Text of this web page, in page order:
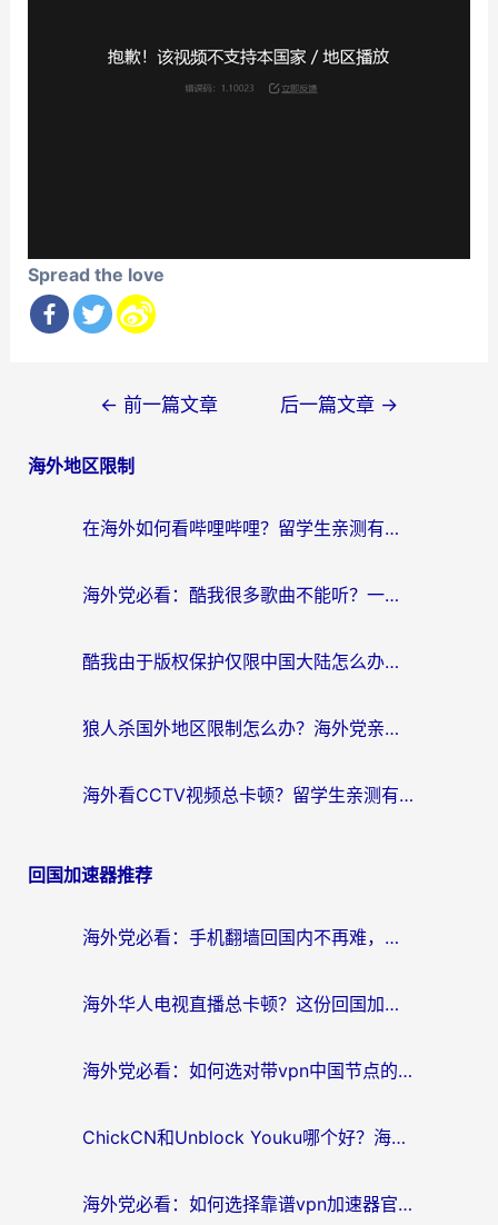
Spread the love
导
← 前一篇文章 后一篇文章 →
海外地区限制
在海外如何看哔哩哔哩？留学生亲测有效的回国加速指南
海外党必看：酷我很多歌曲不能听？一招解决优酷版权限制+B站地域问题！
酷我由于版权保护仅限中国大陆怎么办？海外党亲测有效的解锁指南
狼人杀国外地区限制怎么办？海外党亲测有效的全场景回国加速指南
海外看CCTV视频总卡顿？留学生亲测有效的回国加速器选择指南
回国加速器推荐
海外党必看：手机翻墙回国内不再难，一篇搞定无缝访问国内资源指南
海外华人电视直播总卡顿？这份回国加速器选择指南帮你无缝看国内资源
海外党必看：如何选对带vpn中国节点的加速器？无缝访问国内资源全攻略
ChickCN和Unblock Youku哪个好？海外党亲测4款热门回国加速器，附避坑指南
海外党必看：如何选择靠谱vpn加速器官网？轻松解决国内APP地区限制